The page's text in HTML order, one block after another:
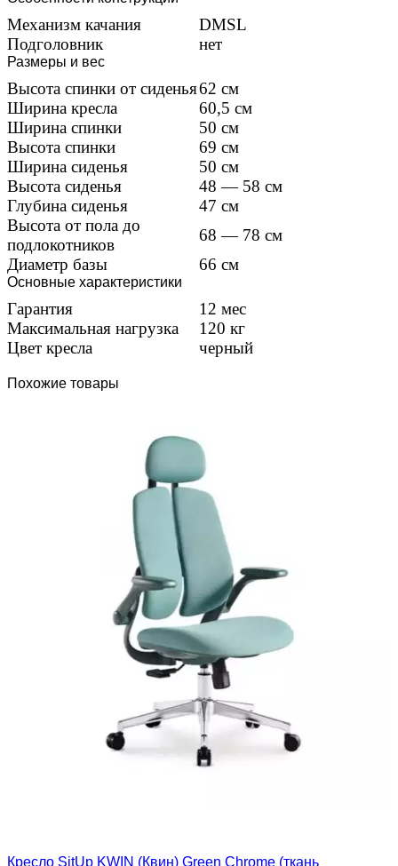
Механизм качания
DMSL
Подголовник
нет
Размеры и вес
Высота спинки от сиденья62 см
Ширина кресла
60,5 см
Ширина спинки
50 см
Высота спинки
69 см
Ширина сиденья
50 см
Высота сиденья
48 — 58 см
Глубина сиденья
47 см
Высота от пола до
подлокотников
68 — 78 см
Диаметр базы
66 см
Основные характеристики
Гарантия
12 мес
Максимальная нагрузка
120 кг
Цвет кресла
черный
Похожие товары
Кресло SitUp KWIN (Квин) Green Chrome (ткань